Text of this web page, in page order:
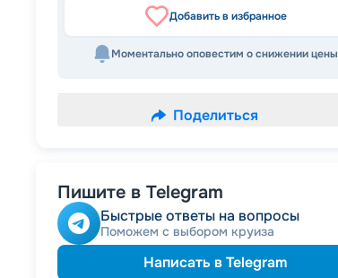
Добавить в избранное
Моментально оповестим о снижении цены
Поделиться
Пишите в Telegram
Быстрые ответы на вопросы
Поможем с выбором круиза
Написать в Telegram